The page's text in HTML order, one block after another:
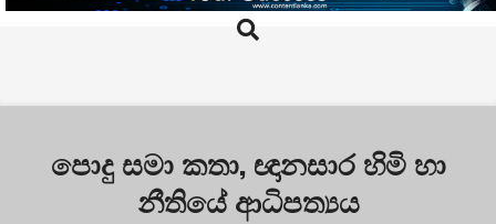
Search
පොදු සමා කතා, ඥානසාර හිමි හා
නීතියේ ආධිපත්‍යය